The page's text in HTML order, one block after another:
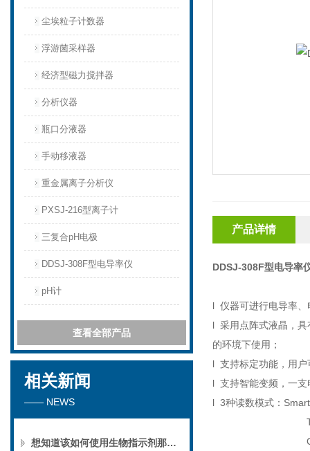
尘埃粒子计数器
浮游菌采样器
经济型磁力搅拌器
分析仪器
瓶口分液器
手动移液器
重金属离子分析仪
PXSJ-216型离子计
三复合pH电极
DDSJ-308F型电导率仪
pH计
查看全部产品
相关新闻
—— NEWS
想知道该如何使用生物指示剂那就看看本篇吧
产品详情
DDSJ-308F型电导率
l 仪器可进行电导率、
l 采用点阵式液晶，
的环境下使用；
l 支持标定功能，用
l 支持智能变频，一
l 3种读数模式：
Timed-
Cont-